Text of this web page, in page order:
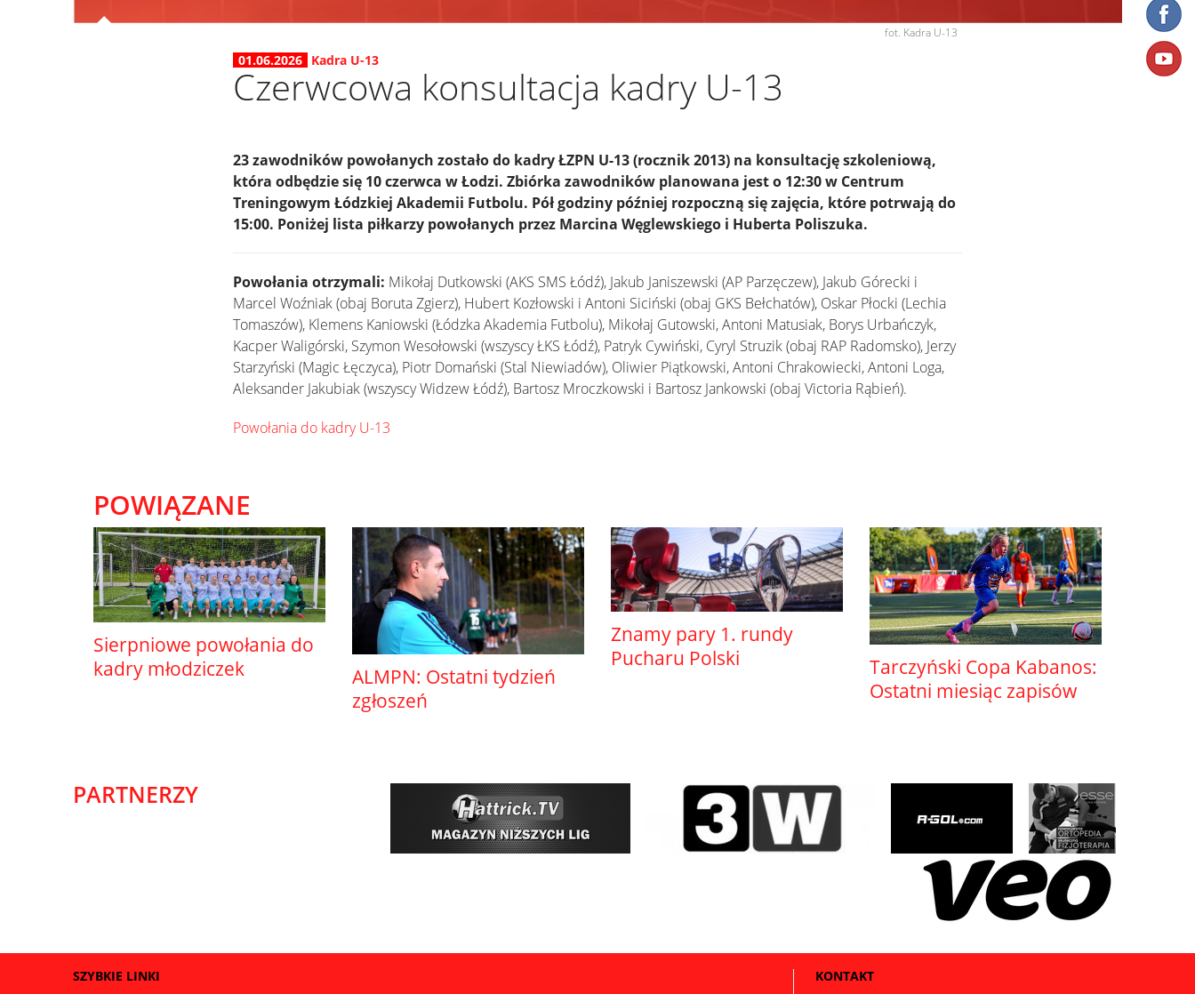
fot. Kadra U-13
01.06.2026 Kadra U-13
Czerwcowa konsultacja kadry U-13
23 zawodników powołanych zostało do kadry ŁZPN U-13 (rocznik 2013) na konsultację szkoleniową,
która odbędzie się 10 czerwca w Łodzi. Zbiórka zawodników planowana jest o 12:30 w Centrum
Treningowym Łódzkiej Akademii Futbolu. Pół godziny później rozpoczną się zajęcia, które potrwają do
15:00. Poniżej lista piłkarzy powołanych przez Marcina Węglewskiego i Huberta Poliszuka.
Powołania otrzymali: Mikołaj Dutkowski (AKS SMS Łódź), Jakub Janiszewski (AP Parzęczew), Jakub Górecki i
Marcel Woźniak (obaj Boruta Zgierz), Hubert Kozłowski i Antoni Siciński (obaj GKS Bełchatów), Oskar Płocki (Lechia
Tomaszów), Klemens Kaniowski (Łódzka Akademia Futbolu), Mikołaj Gutowski, Antoni Matusiak, Borys Urbańczyk,
Kacper Waligórski, Szymon Wesołowski (wszyscy ŁKS Łódź), Patryk Cywiński, Cyryl Struzik (obaj RAP Radomsko), Jerzy
Starzyński (Magic Łęczyca), Piotr Domański (Stal Niewiadów), Oliwier Piątkowski, Antoni Chrakowiecki, Antoni Loga,
Aleksander Jakubiak (wszyscy Widzew Łódź), Bartosz Mroczkowski i Bartosz Jankowski (obaj Victoria Rąbień).
Powołania do kadry U-13
POWIĄZANE
Sierpniowe powołania do
kadry młodziczek
ALMPN: Ostatni tydzień
zgłoszeń
Znamy pary 1. rundy
Pucharu Polski
Tarczyński Copa Kabanos:
Ostatni miesiąc zapisów
PARTNERZY
SZYBKIE LINKI KONTAKT